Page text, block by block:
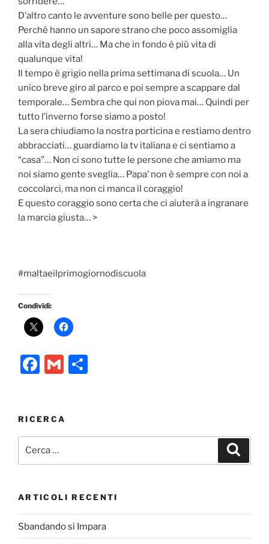
D’altro canto le avventure sono belle per questo…
Perché hanno un sapore strano che poco assomiglia
alla vita degli altri… Ma che in fondo è più vita di
qualunque vita!
Il tempo è grigio nella prima settimana di scuola… Un
unico breve giro al parco e poi sempre a scappare dal
temporale… Sembra che qui non piova mai… Quindi per
tutto l’inverno forse siamo a posto!
La sera chiudiamo la nostra porticina e restiamo dentro
abbracciati… guardiamo la tv italiana e ci sentiamo a
“casa”… Non ci sono tutte le persone che amiamo ma
noi siamo gente sveglia… Papa’ non è sempre con noi a
coccolarci, ma non ci manca il coraggio!
E questo coraggio sono certa che ci aiuterà a ingranare
la marcia giusta… >
#maltaeilprimogiornodiscuola
Condividi:
F
e
b
o
k
G
l
vi
di
RICERCA
ARTICOLI RECENTI
Sbandando si Impara